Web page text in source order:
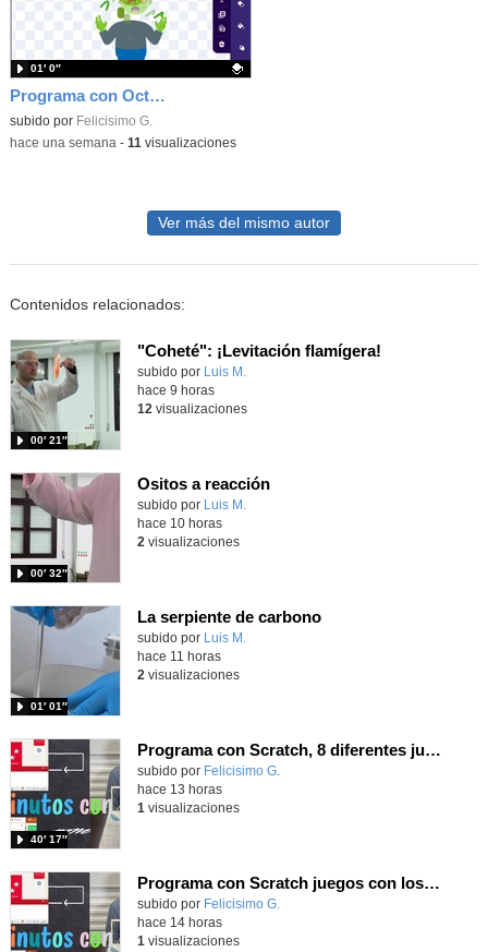
Programa con OctoStudio, un juego homenajeando al House of the dead con Zombies
Contenido educativo.
subido por Felicisimo G.
01′ 0″
-hace una semana - 11 visualizaciones
Ver más del mismo autor
Contenidos relacionados:
"Coheté": ¡Levitación flamígera!
Contenido educativo.
subido por Luis M.
00′ 21″
hace 9 horas
12 visualizaciones
Ositos a reacción
Contenido educativo.
subido por Luis M.
00′ 32″
hace 10 horas
2 visualizaciones
La serpiente de carbono
Contenido educativo.
subido por Luis M.
01′ 01″
hace 11 horas
2 visualizaciones
Programa con Scratch, 8 diferentes juegos para vivir la emoción de los partidos de España en el mundial 2026
Contenido educativo.
subido por Felicisimo G.
40′ 17″
hace 13 horas
1 visualizaciones
Programa con Scratch juegos con los partidos del mundial 2026 ganados por España
Contenido educativo.
subido por Felicisimo G.
hace 14 horas
1 visualizaciones